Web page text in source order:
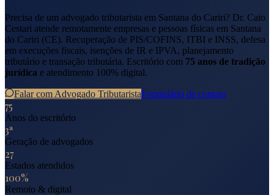
Precisa de um advogado tributarista em Santana do Cariri? Dr. Caio
Cestari atende remotamente empresas e pessoas físicas em Santana
do Cariri (CE). Recuperação de PIS/COFINS, ITBI e INSS, defesa
em execuções fiscais, isenções de IR e IPVA, planejamento
tributário e transação tributária. Escritório com 75 anos de tradição
jurídica e atendimento 100% digital.
Falar com Advogado TributaristaFormulário de contato
75
Anos do escritório
3ª
Geração de advogados
27
Estados atendidos
100%
Remoto & digital